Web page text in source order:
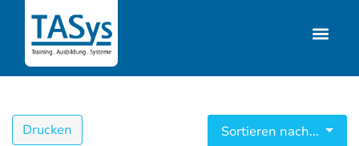
Drucken Sortieren nach...